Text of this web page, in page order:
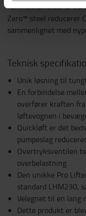
rammestørrelser af
Zero™ steel reducerer
sammenlignet med
Teknisk
Unik løsning til
En forbindelse
overfører kraften
løftevognen i
Quickløft er det
pumpeslag
Overtryksventilen
overbelastning.
Den unikke Pro
standard LHM230,
Velegnet til en lang
Dette produkt er